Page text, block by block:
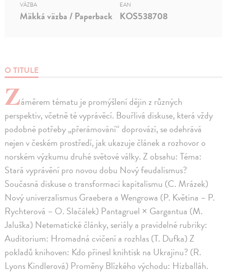
O TITULE
Záměrem tématu je promýšlení dějin z různých
perspektiv, včetně té vyprávěcí. Bouřlivá diskuse, která vždy
podobné potřeby „přerámování“ doprovází, se odehrává
nejen v českém prostředí, jak ukazuje článek a rozhovor o
norském výzkumu druhé světové války. Z obsahu: Téma:
Stará vyprávění pro novou dobu Nový feudalismus?
Současná diskuse o transformaci kapitalismu (C. Mrázek)
Nový univerzalismus Graebera a Wengrowa (P. Květina – P.
Rychterová – O. Slačálek) Pantagruel × Gargantua (M.
Jaluška) Netematické články, seriály a pravidelné rubriky:
Auditorium: Hromadná cvičení a rozhlas (T. Dufka) Z
pokladů knihoven: Kdo přinesl knihtisk na Ukrajinu? (R.
Lyons Kindlerová) Proměny Blízkého východu: Hizballáh.
VÄZBA
Mäkká väzba / Paperback
EAN
KOS538708